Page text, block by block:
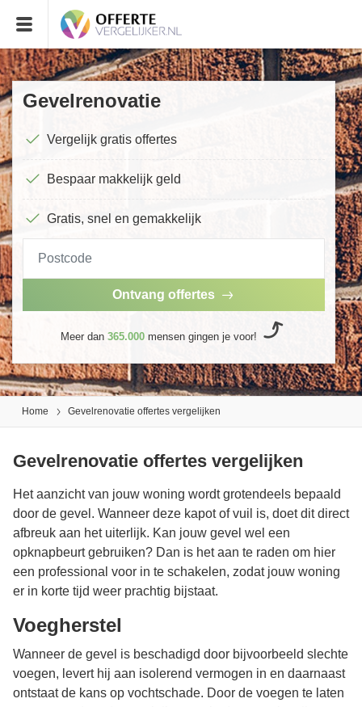
Gevelrenovatie
Vergelijk gratis offertes
Bespaar makkelijk geld
Gratis, snel en gemakkelijk
Ontvang offertes
Meer dan 365.000mensen gingen je voor!
Home Gevelrenovatie offertes vergelijken
Gevelrenovatie offertes vergelijken
Het aanzicht van jouw woning wordt grotendeels bepaald
door de gevel. Wanneer deze kapot of vuil is, doet dit direct
afbreuk aan het uiterlijk. Kan jouw gevel wel een
opknapbeurt gebruiken? Dan is het aan te raden om hier
een professional voor in te schakelen, zodat jouw woning
er in korte tijd weer prachtig bijstaat.
Voegherstel
Wanneer de gevel is beschadigd door bijvoorbeeld slechte
voegen, levert hij aan isolerend vermogen in en daarnaast
ontstaat de kans op vochtschade. Door de voegen te laten